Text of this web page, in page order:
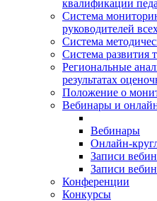
квалификации
Система
руководителей
Система
Система развития
Региональные
результатах
Положение о
Вебинары и
Вебинары
Онлайн-
Записи
Записи
Конференции
Конкурсы